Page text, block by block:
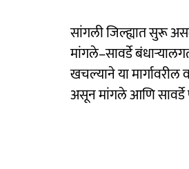
सांगली जिल्ह्यात सुरू
मांगले–सावर्डे
खचल्याने या
असून मांगले आणि सावर्डे